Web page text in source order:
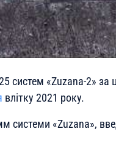
систем «Zuzana-2»
влітку 2021 року.
системи «Zuzana»,